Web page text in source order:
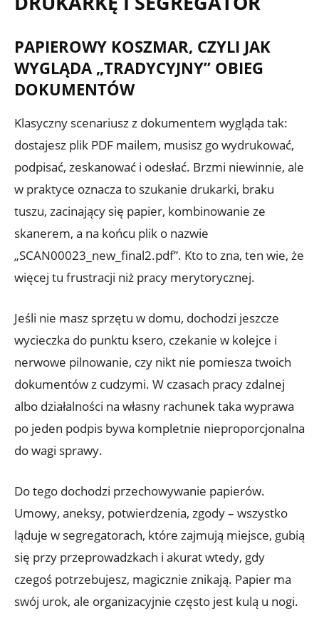
PAPIEROWY KOSZMAR, CZYLI JAK
WYGLĄDA „TRADYCYJNY” OBIEG
DOKUMENTÓW
Klasyczny scenariusz z dokumentem wygląda tak:
dostajesz plik PDF mailem, musisz go wydrukować,
podpisać, zeskanować i odesłać. Brzmi niewinnie, ale
w praktyce oznacza to szukanie drukarki, braku
tuszu, zacinający się papier, kombinowanie ze
skanerem, a na końcu plik o nazwie
„SCAN00023_new_final2.pdf”. Kto to zna, ten wie, że
więcej tu frustracji niż pracy merytorycznej.
Jeśli nie masz sprzętu w domu, dochodzi jeszcze
wycieczka do punktu ksero, czekanie w kolejce i
nerwowe pilnowanie, czy nikt nie pomiesza twoich
dokumentów z cudzymi. W czasach pracy zdalnej
albo działalności na własny rachunek taka wyprawa
po jeden podpis bywa kompletnie nieproporcjonalna
do wagi sprawy.
Do tego dochodzi przechowywanie papierów.
Umowy, aneksy, potwierdzenia, zgody – wszystko
ląduje w segregatorach, które zajmują miejsce, gubią
się przy przeprowadzkach i akurat wtedy, gdy
czegoś potrzebujesz, magicznie znikają. Papier ma
swój urok, ale organizacyjnie często jest kulą u nogi.